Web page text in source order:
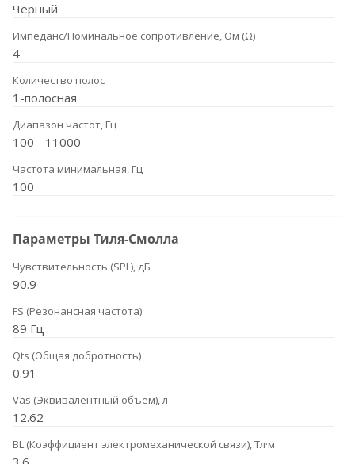
Черный
Импеданс/Номинальное сопротивление, Ом (Ω)
4
Количество полос
1-полосная
Диапазон частот, Гц
100 - 11000
Частота минимальная, Гц
100
Параметры Тиля-Смолла
Чувствительность (SPL), дБ
90.9
FS (Резонансная частота)
89 Гц
Qts (Общая добротность)
0.91
Vas (Эквивалентный объем), л
12.62
BL (Коэффициент электромеханической связи), Тл·м